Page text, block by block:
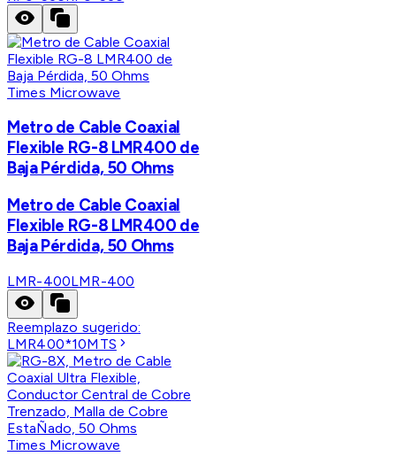
Times Microwave
Metro de Cable Coaxial
Flexible RG-8 LMR400 de
Baja Pérdida, 50 Ohms
Metro de Cable Coaxial
Flexible RG-8 LMR400 de
Baja Pérdida, 50 Ohms
LMR-400LMR-400
Reemplazo sugerido:
LMR400*10MTS
Times Microwave